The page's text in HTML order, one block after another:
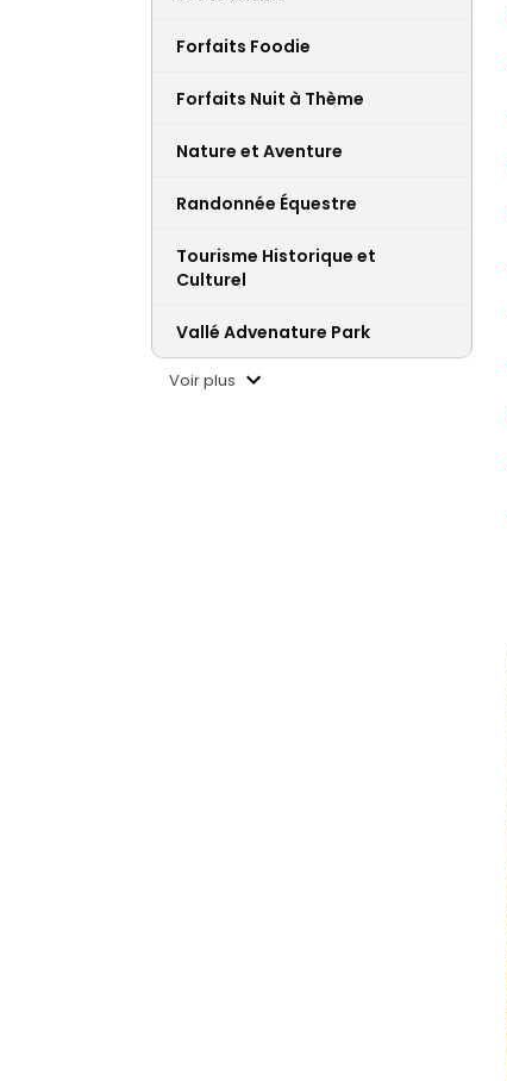
Forfaits Foodie
Forfaits Nuit à Thème
Nature et Aventure
Randonnée Équestre
Tourisme Historique et
Culturel
Vallé Advenature Park
Voir plus